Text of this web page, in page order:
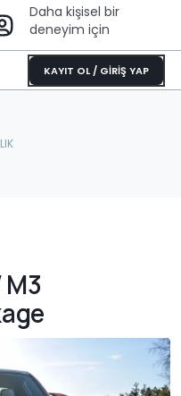
Daha kişisel bir
deneyim için
KAYIT OL / GİRİŞ YAP